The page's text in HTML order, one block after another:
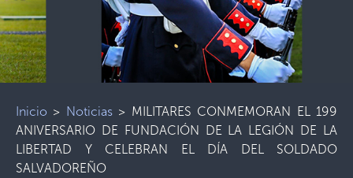
Inicio > Noticias> MILITARES CONMEMORAN EL 199
ANIVERSARIO DE FUNDACIÓN DE LA LEGIÓN DE LA
LIBERTAD Y CELEBRAN EL DÍA DEL SOLDADO
SALVADOREÑO